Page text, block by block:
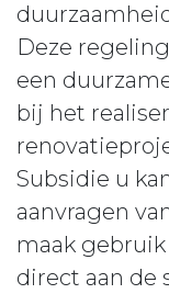
Deze
een
bij het
Subsidie u
aanvragen
maak
direct aan de